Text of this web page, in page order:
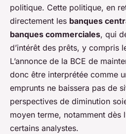
politique. Cette politique, en
directement les banques
banques commerciales, qui
d’intérêt des prêts, y compris
L’annonce de la BCE de
donc être interprétée comme
emprunts ne baissera pas de
perspectives de diminution
moyen terme, notamment dès
certains analystes.